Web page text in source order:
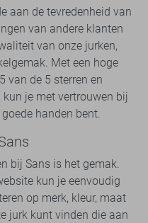
aan de tevredenheid van
van andere klanten
van onze jurken,
Met een hoge
van de 5 sterren en
je met vertrouwen bij
handen bent.
bij Sans is het gemak.
kun je eenvoudig
op merk, kleur, maat
jurk kunt vinden die aan